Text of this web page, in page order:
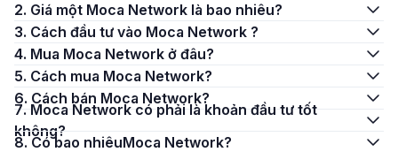
2. Giá một Moca Network là bao nhiêu?
3. Cách đầu tư vào Moca Network ?
4. Mua Moca Network ở đâu?
5. Cách mua Moca Network?
6. Cách bán Moca Network?
7. Moca Network có phải là khoản đầu tư tốt
không?
8. Có bao nhiêuMoca Network?